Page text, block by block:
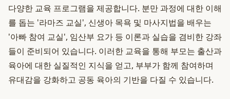
다양한 교육 프로그램을 제공합니다. 분만 과정에 대한 이해
를 돕는 '라마즈 교실', 신생아 목욕 및 마사지법을 배우는
'아빠 참여 교실', 임산부 요가 등 이론과 실습을 겸비한 강좌
들이 준비되어 있습니다. 이러한 교육을 통해 부모는 출산과
육아에 대한 실질적인 지식을 얻고, 부부가 함께 참여하며
유대감을 강화하고 공동 육아의 기반을 다질 수 있습니다.